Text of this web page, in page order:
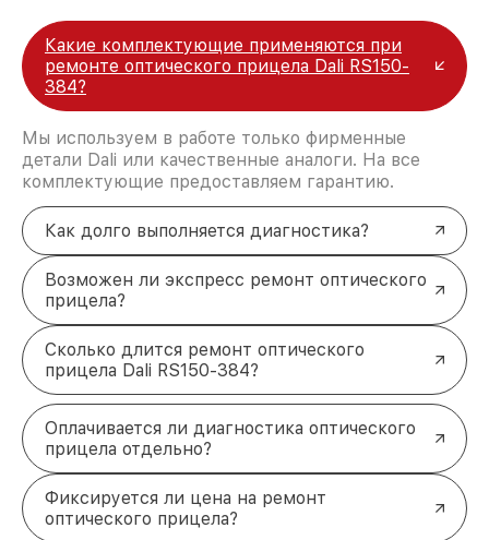
Какие комплектующие применяются при
ремонте оптического прицела Dali RS150-
384?
Мы используем в работе только фирменные
детали Dali или качественные аналоги. На все
комплектующие предоставляем гарантию.
Как долго выполняется диагностика?
Возможен ли экспресс ремонт оптического
прицела?
Сколько длится ремонт оптического
прицела Dali RS150-384?
Оплачивается ли диагностика оптического
прицела отдельно?
Фиксируется ли цена на ремонт
оптического прицела?